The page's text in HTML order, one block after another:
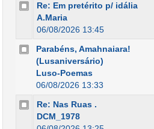
Re: Em pretérito p/ idália
A.Maria
06/08/2026 13:45
Parabéns, Amahnaiara!
(Lusaniversário)
Luso-Poemas
06/08/2026 13:33
Re: Nas Ruas .
DCM_1978